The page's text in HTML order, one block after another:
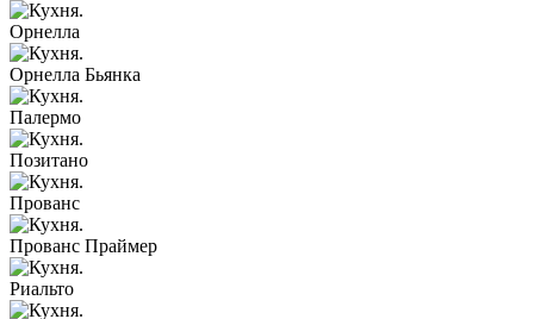
Орнелла
Орнелла Бьянка
Палермо
Позитано
Прованс
Прованс Праймер
Риальто